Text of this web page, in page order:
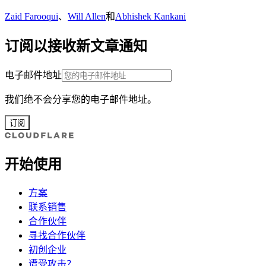
Zaid Farooqui、 Will Allen和Abhishek Kankani
订阅以接收新文章通知
电子邮件地址
我们绝不会分享您的电子邮件地址。
订阅
开始使用
方案
联系销售
合作伙伴
寻找合作伙伴
初创企业